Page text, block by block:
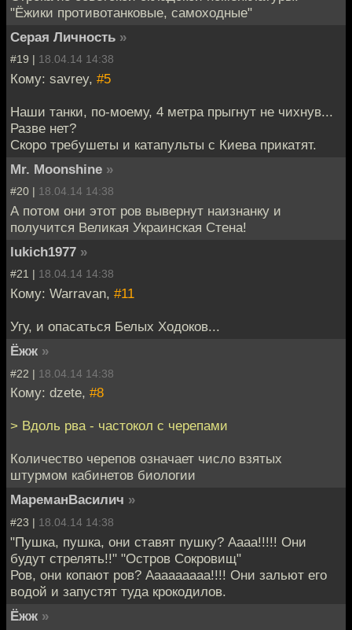
"Ёжики противотанковые, самоходные"
Серая Личность »
#19 | 18.04.14 14:38
Кому: savrey, #5
Наши танки, по-моему, 4 метра прыгнут не чихнув...
Разве нет?
Скоро требушеты и катапульты с Киева прикатят.
Mr. Moonshine »
#20 | 18.04.14 14:38
А потом они этот ров вывернут наизнанку и
получится Великая Украинская Стена!
lukich1977 »
#21 | 18.04.14 14:38
Кому: Warravan, #11
Угу, и опасаться Белых Ходоков...
Ёжж »
#22 | 18.04.14 14:38
Кому: dzete, #8
> Вдоль рва - частокол с черепами
Количество черепов означает число взятых
штурмом кабинетов биологии
МареманВасилич »
#23 | 18.04.14 14:38
"Пушка, пушка, они ставят пушку? Аааа!!!!! Они
будут стрелять!!" "Остров Сокровищ"
Ров, они копают ров? Ааааааааа!!!! Они зальют его
водой и запустят туда крокодилов.
Ёжж »